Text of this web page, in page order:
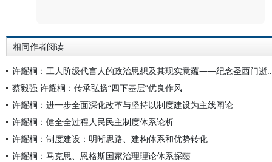
相同作者阅读
许耀桐：工人阶级代言人的政
蔡毅强 许耀桐：传承弘扬“四下基层”优良作风
许耀桐：进一步全面深化改革与坚持以制度建设为主线阐论
许耀桐：健全全过程人民民主制度体系论析
许耀桐：制度建设：明晰思路、建构体系和优势转化
许耀桐：马克思、恩格斯国家治理理论体系探赜